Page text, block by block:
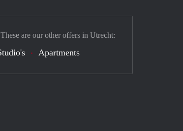
are our other offers in Utrecht:
Apartments